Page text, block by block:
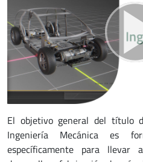
El objetivo general del título
Ingeniería Mecánica es
específicamente para llevar